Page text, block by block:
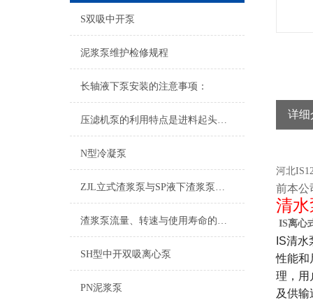
S双吸中开泵
泥浆泵维护检修规程
长轴液下泵安装的注意事项：
压滤机泵的利用特点是进料起头时的流量大扬程低，到后期是小流量高扬程
N型冷凝泵
ZJL立式渣浆泵与SP液下渣浆泵，两种型号上有什么不同
渣浆泵流量、转速与使用寿命的关系
SH型中开双吸离心泵
PN泥浆泵
详细
河北
前本公
清
IS离心
IS清
性能和
理，用
及供